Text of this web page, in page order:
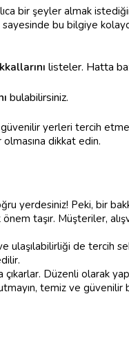
bir şeyler almak
sayesinde bu bilgiye
listeler. Hatta
bulabilirsiniz.
güvenilir yerleri tercih
dikkat edin.
yerdesiniz! Peki, bir
taşır. Müşteriler,
ulaşılabilirliği de tercih
Düzenli olarak
temiz ve güvenilir